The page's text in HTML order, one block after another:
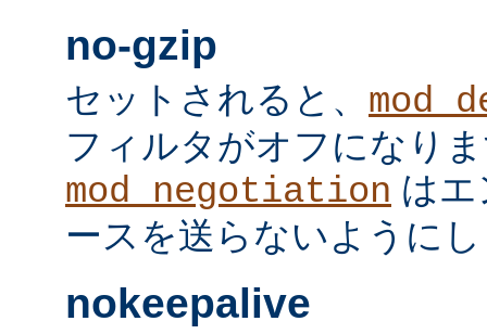
no-gzip
セットされると、
フィルタがオフになり
mod_negotiation は
ースを送らないように
nokeepalive